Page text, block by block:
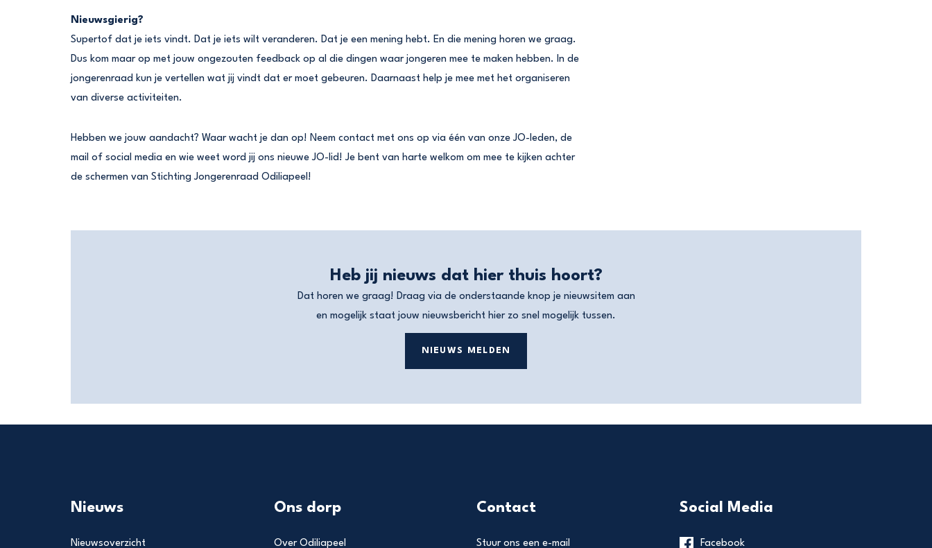
Nieuwsgierig?
Supertof dat je iets vindt. Dat je iets wilt veranderen. Dat je een mening hebt. En die mening horen we graag.
Dus kom maar op met jouw ongezouten feedback op al die dingen waar jongeren mee te maken hebben. In de
jongerenraad kun je vertellen wat jij vindt dat er moet gebeuren. Daarnaast help je mee met het organiseren
van diverse activiteiten.
Hebben we jouw aandacht? Waar wacht je dan op! Neem contact met ons op via één van onze JO-leden, de
mail of social media en wie weet word jij ons nieuwe JO-lid! Je bent van harte welkom om mee te kijken achter
de schermen van Stichting Jongerenraad Odiliapeel!
Heb jij nieuws dat hier thuis hoort?
Dat horen we graag! Draag via de onderstaande knop je nieuwsitem aan
en mogelijk staat jouw nieuwsbericht hier zo snel mogelijk tussen.
NIEUWS MELDEN
Nieuws
Nieuwsoverzicht
Ons dorp
Over Odiliapeel
Contact
Stuur ons een e-mail
Social Media
Facebook